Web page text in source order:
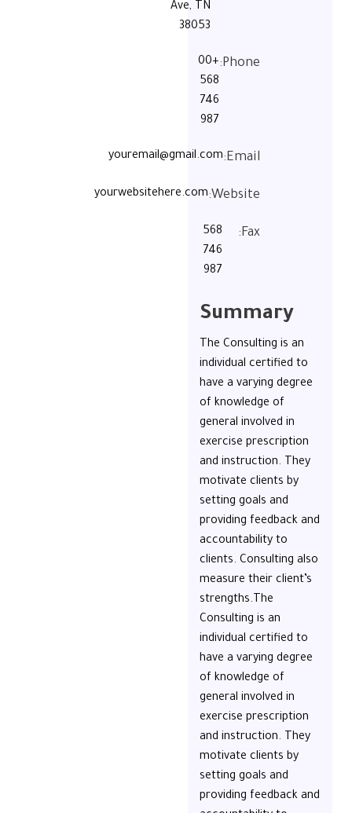
Ave, TN
38053
Phone:
+00
568
746
987
Email:
youremail@gmail.com
Website:
yourwebsitehere.com
Fax:
568
746
987
Summary​
The Consulting is an
individual certified to
have a varying degree
of knowledge of
general involved in
exercise prescription
and instruction. They
motivate clients by
setting goals and
providing feedback and
accountability to
clients. Consulting also
measure their client’s
strengths.The
Consulting is an
individual certified to
have a varying degree
of knowledge of
general involved in
exercise prescription
and instruction. They
motivate clients by
setting goals and
providing feedback and